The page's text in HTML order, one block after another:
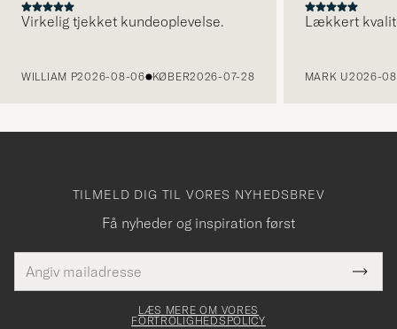
Virkelig tjekket kundeoplevelse.
WILLIAM P2026-08-06 KØBER2026-07-28
Lækkert
MARK U2026-
TILMELD DIG TIL VORES NYHEDSBREV
Få nyheder og inspiration først
mailadresse
skal
Tack
för
LÆS MERE OM VORES
FORTROLIGHEDSPOLICY